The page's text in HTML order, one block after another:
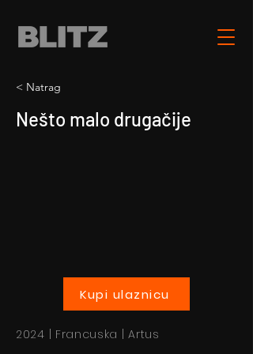
< Natrag
Nešto malo drugačije
Kupi ulaznicu
2024 | Francuska | Artus